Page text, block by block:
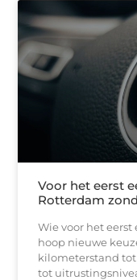
Voor het eerst
Rotterdam
Wie voor het eerst
hoop nieuwe
kilometerstand
tot